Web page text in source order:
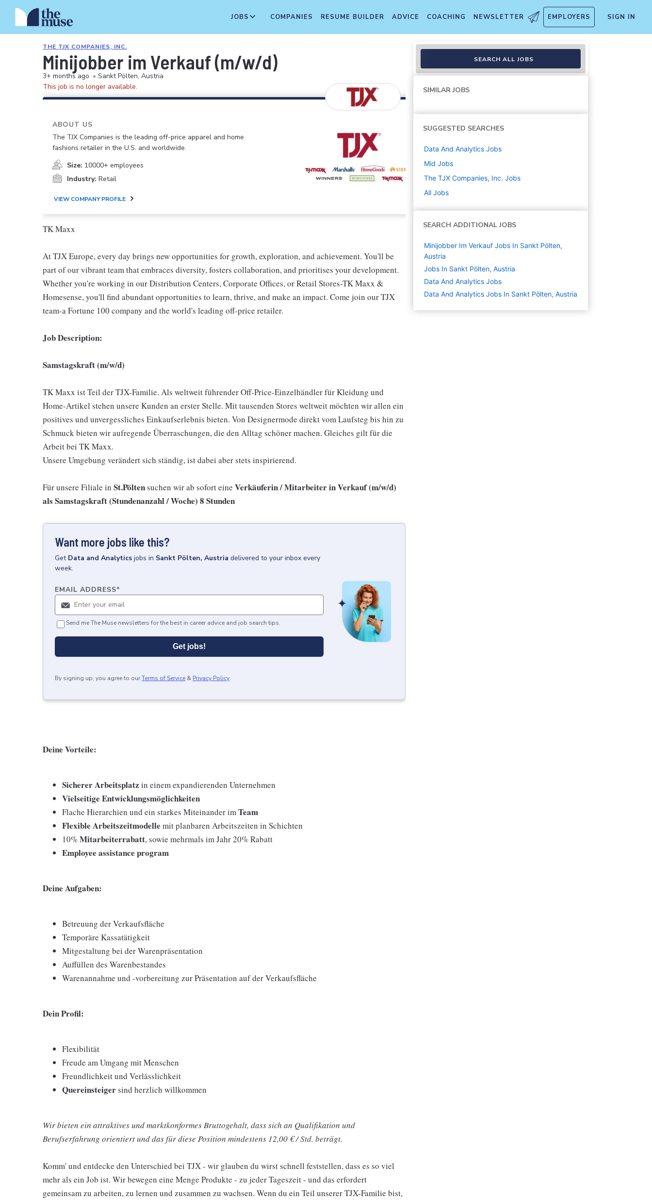
JOBS COMPANIES RESUME BUILDER ADVICE COACHING NEWSLETTER EMPLOYERS SIGN IN
THE TJX COMPANIES, INC.
Minijobber im Verkauf (m/w/d)
3+ months ago • Sankt Pölten, Austria
This job is no longer available.
ABOUT US
The TJX Companies is the leading off-price apparel and home
fashions retailer in the U.S. and worldwide.
Size: 10000+ employees
Industry: Retail
VIEW COMPANY PROFILE
TK Maxx
At TJX Europe, every day brings new opportunities for growth, exploration, and achievement. You'll be
part of our vibrant team that embraces diversity, fosters collaboration, and prioritises your development.
Whether you're working in our Distribution Centers, Corporate Offices, or Retail Stores-TK Maxx &
Homesense, you'll find abundant opportunities to learn, thrive, and make an impact. Come join our TJX
team-a Fortune 100 company and the world's leading off-price retailer.
Job Description:
Samstagskraft (m/w/d)
TK Maxx ist Teil der TJX-Familie. Als weltweit führender Off-Price-Einzelhändler für Kleidung und
Home-Artikel stehen unsere Kunden an erster Stelle. Mit tausenden Stores weltweit möchten wir allen ein
positives und unvergessliches Einkaufserlebnis bieten. Von Designermode direkt vom Laufsteg bis hin zu
Schmuck bieten wir aufregende Überraschungen, die den Alltag schöner machen. Gleiches gilt für die
Arbeit bei TK Maxx.
Unsere Umgebung verändert sich ständig, ist dabei aber stets inspirierend.
Für unsere Filiale in St.Pöltensuchen wir ab sofort eine Verkäuferin / Mitarbeiter in Verkauf (m/w/d)
als Samstagskraft (Stundenanzahl / Woche) 8 Stunden
Want more jobs like this?
Get Data and Analytics jobs in Sankt Pölten, Austria delivered to your inbox every
week.
EMAIL ADDRESS*
Send me The Muse newsletters for the best in career advice and job search tips.
Get jobs!
By signing up, you agree to ourTerms of Service & Privacy Policy.
Deine Vorteile:
Sicherer Arbeitsplatz in einem expandierenden Unternehmen
Vielseitige Entwicklungsmöglichkeiten
Flache Hierarchien und ein starkes Miteinander imTeam
Flexible Arbeitszeitmodelle mit planbaren Arbeitszeiten in Schichten
10%Mitarbeiterrabatt, sowie mehrmals im Jahr 20% Rabatt
Employee assistance program
Deine Aufgaben:
Betreuung der Verkaufsfläche
Temporäre Kassatätigkeit
Mitgestaltung bei der Warenpräsentation
Auffüllen des Warenbestandes
Warenannahme und -vorbereitung zur Präsentation auf der Verkaufsfläche
Dein Profil:
Flexibilität
Freude am Umgang mit Menschen
Freundlichkeit und Verlässlichkeit
Quereinsteigersind herzlich willkommen
Wir bieten ein attraktives und marktkonformes Bruttogehalt, dass sich an Qualifikation und
Berufserfahrung orientiert und das für diese Position mindestens 12,00 € / Std. beträgt.
Komm' und entdecke den Unterschied bei TJX - wir glauben du wirst schnell feststellen, dass es so viel
mehr als ein Job ist. Wir bewegen eine Menge Produkte - zu jeder Tageszeit - und das erfordert
gemeinsam zu arbeiten, zu lernen und zusammen zu wachsen. Wenn du ein Teil unserer TJX-Familie bist,
SEARCH ALL JOBS
SIMILAR JOBS
SUGGESTED SEARCHES
Data And Analytics Jobs
Mid Jobs
The TJX Companies, Inc. Jobs
All Jobs
SEARCH ADDITIONAL JOBS
Minijobber Im Verkauf Jobs In Sankt Pölten,
Austria
Jobs In Sankt Pölten, Austria
Data And Analytics Jobs
Data And Analytics Jobs In Sankt Pölten, Austria